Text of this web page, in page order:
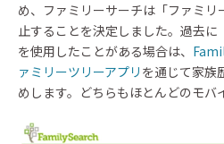
め、ファミリーサーチは「ファミ
止することを決定しました。過去に
を使用したことがある場合は、
ァミリーツリーアプリ を通じて家族
めします。どちらもほとんどのモバ